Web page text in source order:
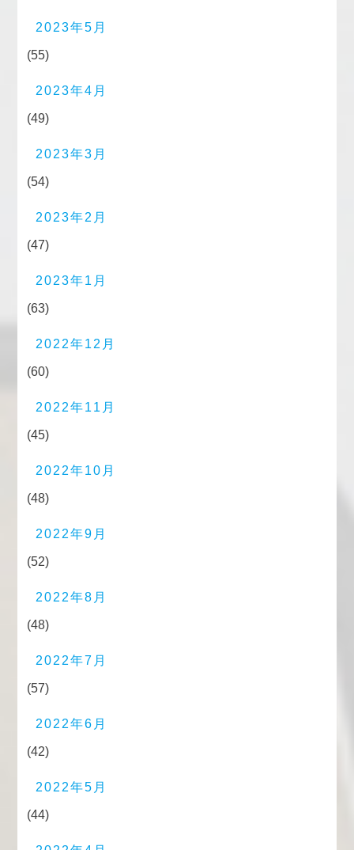
2023年5月
(55)
2023年4月
(49)
2023年3月
(54)
2023年2月
(47)
2023年1月
(63)
2022年12月
(60)
2022年11月
(45)
2022年10月
(48)
2022年9月
(52)
2022年8月
(48)
2022年7月
(57)
2022年6月
(42)
2022年5月
(44)